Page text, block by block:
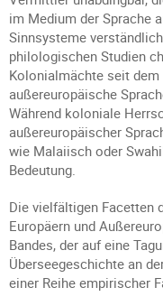
im Medium der Sprache
Sinnsysteme
philologischen Studien
Kolonialmächte seit dem
außereuropäische
Während koloniale
außereuropäischer
wie Malaiisch oder
Bedeutung.
Die vielfältigen Facetten
Europäern und
Bandes, der auf eine
Überseegeschichte an
einer Reihe empirischer